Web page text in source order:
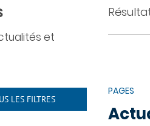
PAGES
et
LES FILTRES